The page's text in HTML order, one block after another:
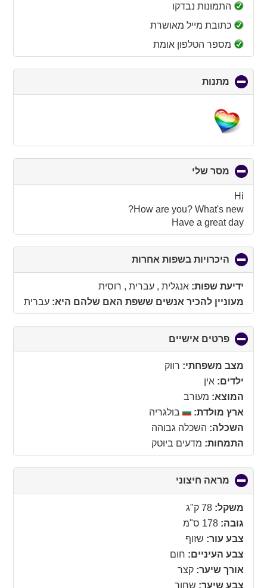
התמונות נבדקו
כתובת מייל מאושרת
מספר הטלפון אומת
מתנות
to
מסר שלי
to
contents
Hi
How are you? What's new?
Have a great day
היכרויות בשפות אחרות
to
collapse
ידיעת שפות: אנגלית , עברית , רוסית
מעוניין להכיר אנשים ששפת האם שלהם היא: עברית
פרטים אישיים
to
collapse
מצב משפחתי: רווק
ילדים: אין
המוצא: מעורב
ארץ מולדת:
בולגריה
השכלה: השכלה גבוהה
התמחות: מדעים ביוטק
מראה חיצוני
to
משקל: 78 ק"ג
גובה: 178 ס"מ
צבע עור: שזוף
צבע העיניים: חום
אורך שיער: קצר
צבע שיער: שחור